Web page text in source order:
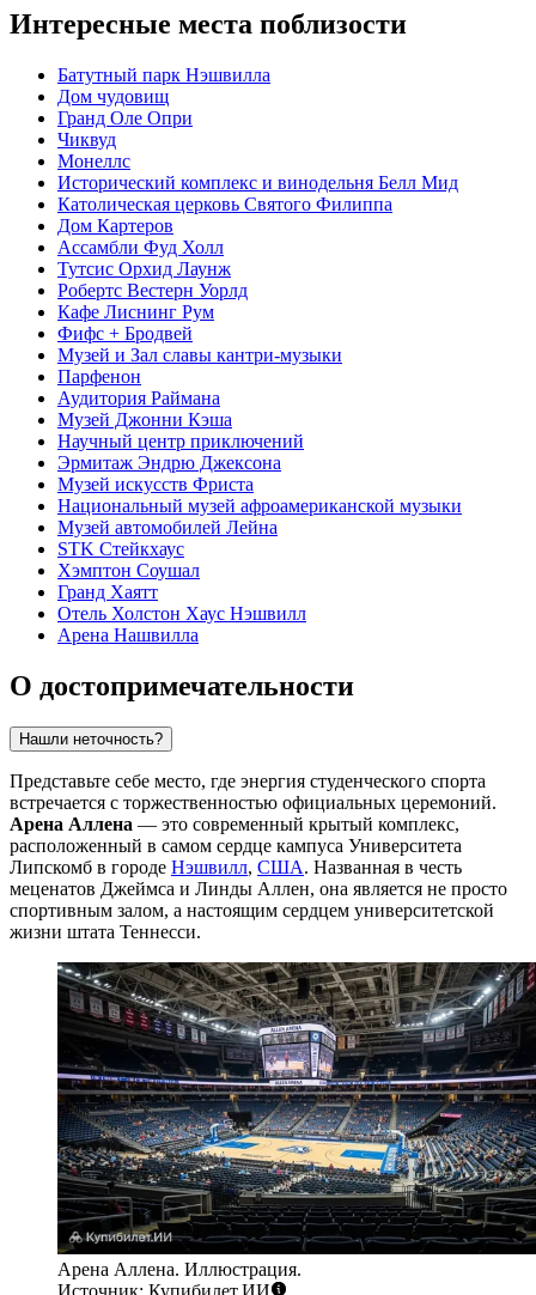
Интересные места поблизости
Батутный парк Нэшвилла
Дом чудовищ
Гранд Оле Опри
Чиквуд
Монеллс
Исторический комплекс и винодельня Белл Мид
Католическая церковь Святого Филиппа
Дом Картеров
Ассамбли Фуд Холл
Тутсис Орхид Лаунж
Робертс Вестерн Уорлд
Кафе Лиснинг Рум
Фифс + Бродвей
Музей и Зал славы кантри-музыки
Парфенон
Аудитория Раймана
Музей Джонни Кэша
Научный центр приключений
Эрмитаж Эндрю Джексона
Музей искусств Фриста
Национальный музей афроамериканской музыки
Музей автомобилей Лейна
STK Стейкхаус
Хэмптон Соушал
Гранд Хаятт
Отель Холстон Хаус Нэшвилл
Арена Нашвилла
О достопримечательности
Нашли неточность?
Представьте себе место, где энергия студенческого спорта
встречается с торжественностью официальных церемоний.
Арена Аллена — это современный крытый комплекс,
расположенный в самом сердце кампуса Университета
Липскомб в городе Нэшвилл, США. Названная в честь
меценатов Джеймса и Линды Аллен, она является не просто
спортивным залом, а настоящим сердцем университетской
жизни штата Теннесси.
Арена Аллена. Иллюстрация.